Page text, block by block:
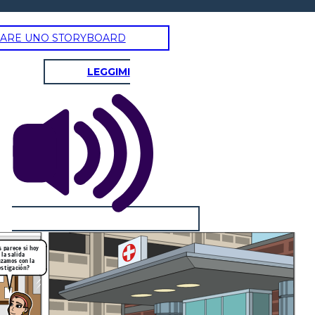
UNO STORYBOARD
LEGGIMI
parece si hoy
la salida
con la